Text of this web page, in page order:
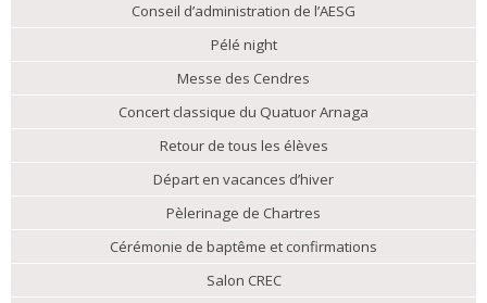
Conseil d’administration de l’AESG
Pélé night
Messe des Cendres
Concert classique du Quatuor Arnaga
Retour de tous les élèves
Départ en vacances d’hiver
Pèlerinage de Chartres
Cérémonie de baptême et confirmations
Salon CREC